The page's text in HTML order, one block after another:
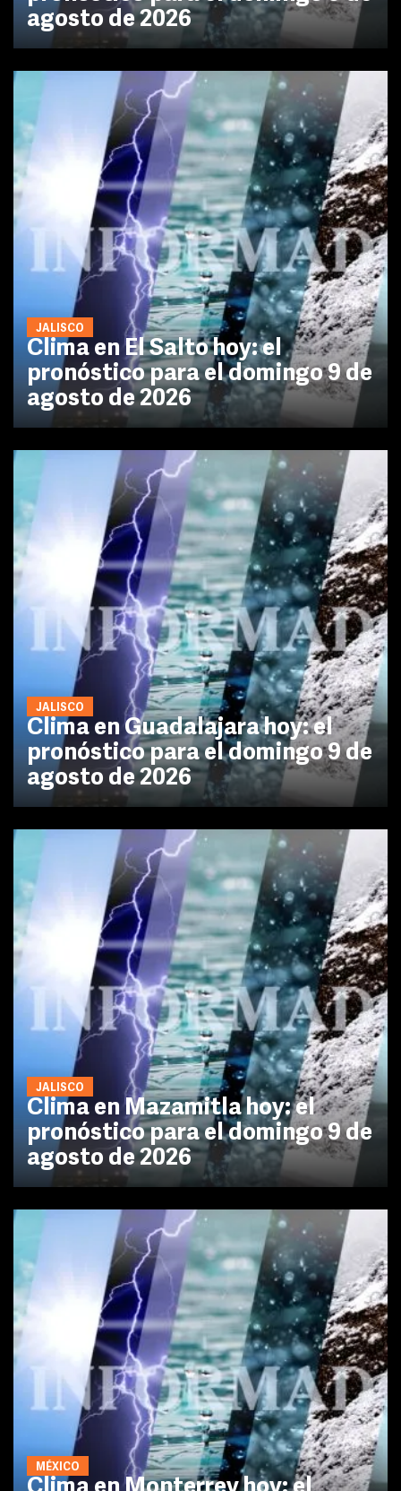
agosto de 2026
JALISCO
Clima en El Salto hoy: el
pronóstico para el domingo 9 de
agosto de 2026
JALISCO
Clima en Guadalajara hoy: el
pronóstico para el domingo 9 de
agosto de 2026
JALISCO
Clima en Mazamitla hoy: el
pronóstico para el domingo 9 de
agosto de 2026
MÉXICO